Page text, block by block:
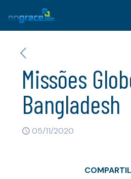
Missões
Bangladesh
05/11/2020